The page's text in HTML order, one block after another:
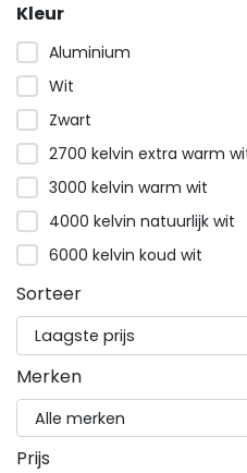
Kleur
Aluminium
Wit
Zwart
2700 kelvin extra warm
3000 kelvin warm wit
4000 kelvin natuurlijk wit
6000 kelvin koud wit
Sorteer
Merken
Prijs